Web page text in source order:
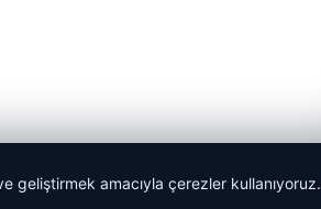
geliştirmek amacıyla çerezler kullanıyoruz.